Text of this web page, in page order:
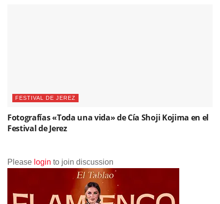
FESTIVAL DE JEREZ
Fotografías «Toda una vida» de Cía Shoji Kojima en el
Festival de Jerez
Please login to join discussion